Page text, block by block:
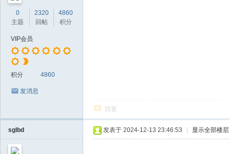
0
主题
2320
回帖
4860
积分
VIP会员
积分 4860
发消息
回复
sglbd 发表于 2024-12-13 23:46:53 显示全部楼层